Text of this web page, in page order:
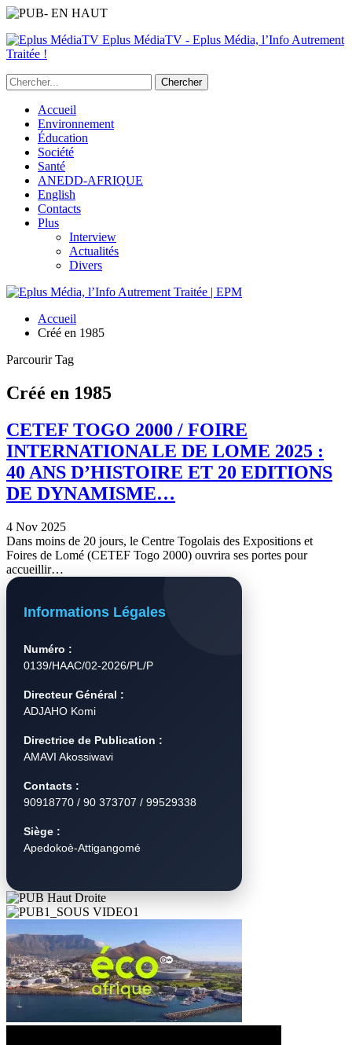
Eplus MédiaTV - Eplus Média, l’Info Autrement
Traitée !
Accueil
Environnement
Éducation
Société
Santé
ANEDD-AFRIQUE
English
Contacts
Plus
Interview
Actualités
Divers
Accueil
Créé en 1985
Parcourir Tag
Créé en 1985
CETEF TOGO 2000 / FOIRE
INTERNATIONALE DE LOME 2025 :
40 ANS D’HISTOIRE ET 20 EDITIONS
DE DYNAMISME…
4 Nov 2025
Dans moins de 20 jours, le Centre Togolais des Expositions et
Foires de Lomé (CETEF Togo 2000) ouvrira ses portes pour
accueillir…
Informations Légales
Numéro :
0139/HAAC/02-2026/PL/P
Directeur Général :
ADJAHO Komi
Directrice de Publication :
AMAVI Akossiwavi
Contacts :
90918770 / 90 373707 / 99529338
Siège :
Apedokoè-Attigangomé